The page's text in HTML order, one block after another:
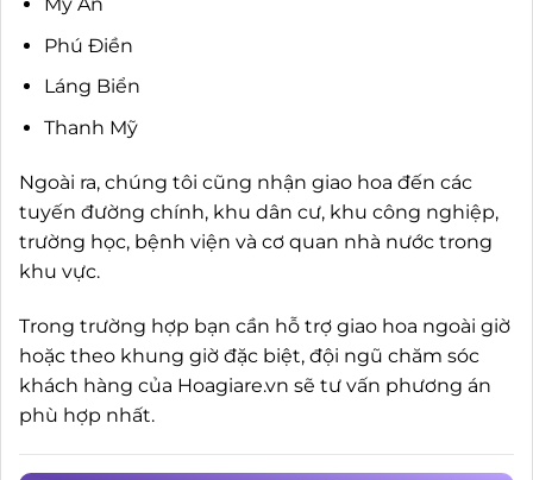
Phú Điền
Láng Biển
Thanh Mỹ
Ngoài ra, chúng tôi cũng nhận giao hoa đến các
tuyến đường chính, khu dân cư, khu công nghiệp,
trường học, bệnh viện và cơ quan nhà nước trong
khu vực.
Trong trường hợp bạn cần hỗ trợ giao hoa ngoài giờ
hoặc theo khung giờ đặc biệt, đội ngũ chăm sóc
khách hàng của Hoagiare.vn sẽ tư vấn phương án
phù hợp nhất.